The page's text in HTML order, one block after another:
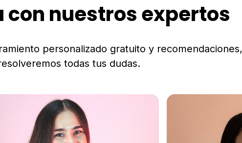
con nuestros expertos
personalizado gratuito y recomendaciones,
todas tus dudas.